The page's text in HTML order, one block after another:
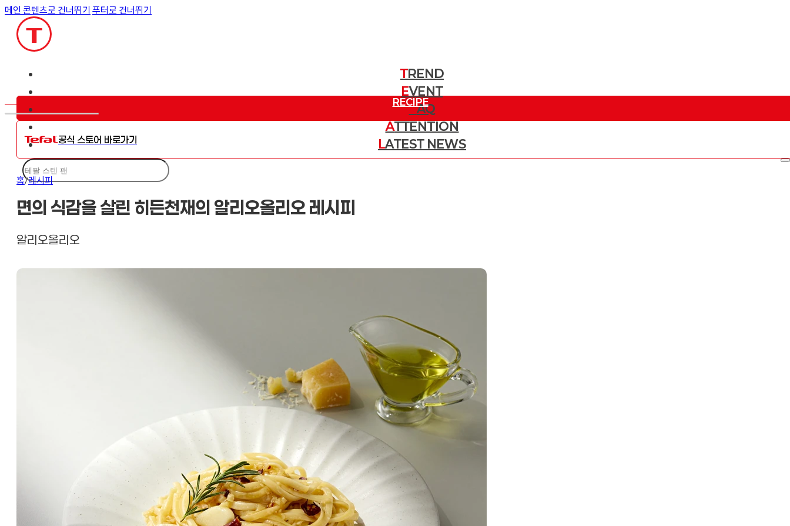
메인 콘텐츠로 건너뛰기 푸터로 건너뛰기
TREND
트렌드
EVENT
이벤트
FAQ
질문
ATTENTION
주목할 소식
LATEST NEWS
최신 뉴스
RECIPE
레시피
공식 스토어 바로가기
검
색
홈/레시피
면의 식감을 살린 히든천재의 알리오올리오 레시피
알리오올리오